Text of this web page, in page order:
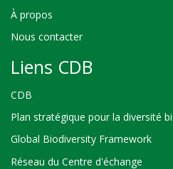
À propos
Nous contacter
Liens CDB
CDB
Plan stratégique pour la diversité
Global Biodiversity Framework
Réseau du Centre d'échange